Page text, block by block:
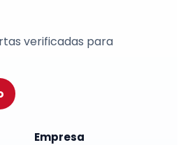
verificadas para
Empresa